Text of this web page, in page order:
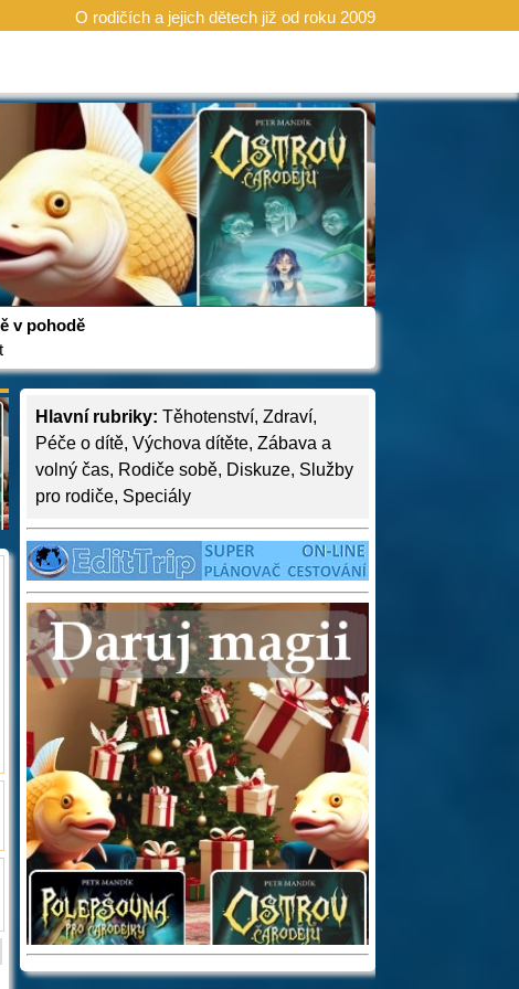
O rodičích a jejich dětech již od roku 2009
v pohodě
Hlavní rubriky: Těhotenství, Zdraví,
Péče o dítě, Výchova dítěte, Zábava a
volný čas, Rodiče sobě, Diskuze, Služby
pro rodiče, Speciály